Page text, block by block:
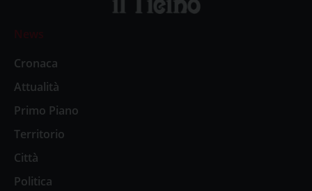
News
Cronaca
Attualità
Primo Piano
Territorio
Città
Politica